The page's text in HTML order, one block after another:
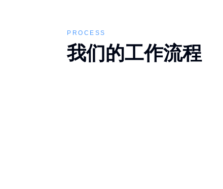
PROCESS
我们的工作流程